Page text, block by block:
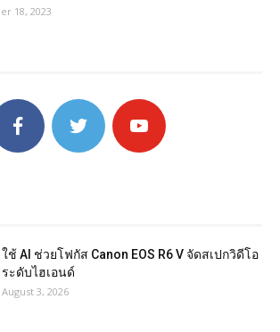
18, 2023
ใช้ AI ช่วยโฟกัส Canon EOS R6 V จัดสเปกวิดีโอ
ระดับไฮเอนด์
August 3, 2026